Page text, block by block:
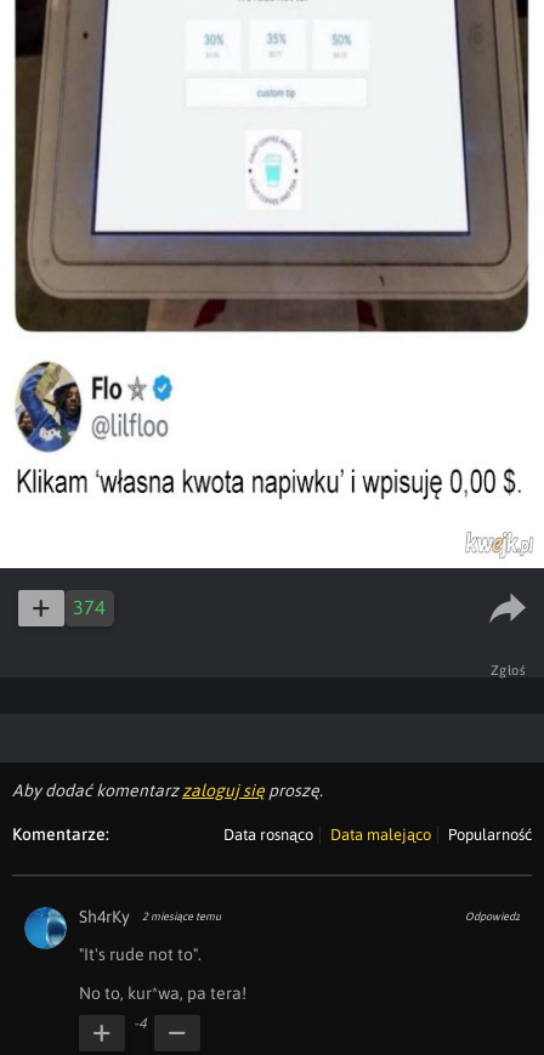
374
Zgłoś
Aby dodać komentarzzaloguj się proszę.
Komentarze: Data rosnąco Data malejąco Popularność
Sh4rKy 2 miesiące temu Odpowiedz
"It's rude not to".
No to, kur*wa, pa tera!
-4